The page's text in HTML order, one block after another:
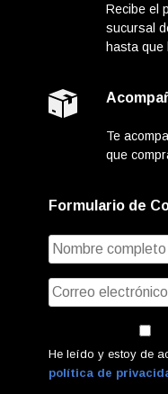
Recibe el
sucursal
hasta que
Te
que
Formulario de
He leído y estoy de
política de